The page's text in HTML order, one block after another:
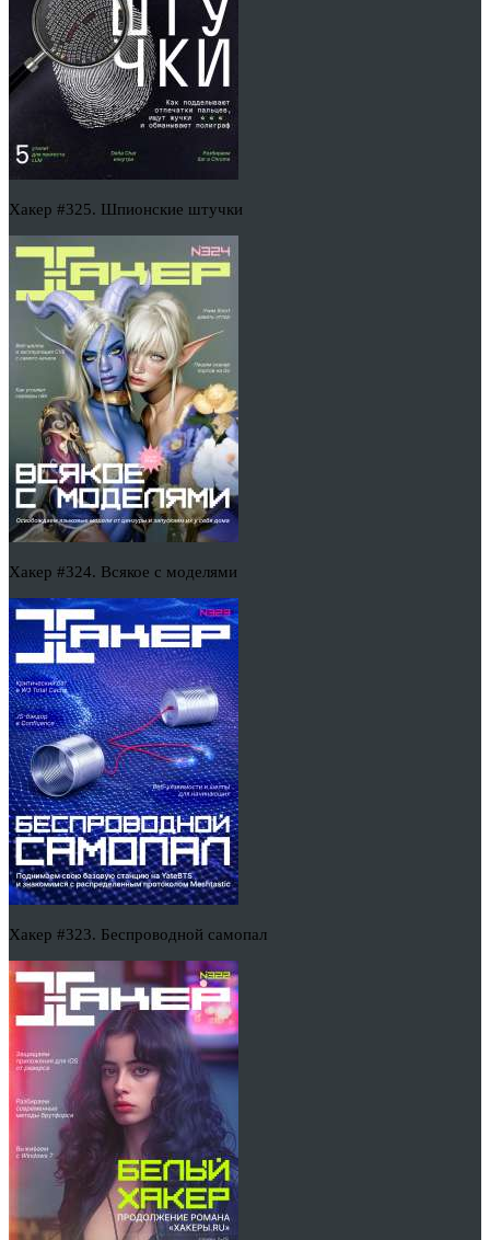
Хакер #325. Шпионские штучки
Хакер #324. Всякое с моделями
Хакер #323. Беспроводной самопал